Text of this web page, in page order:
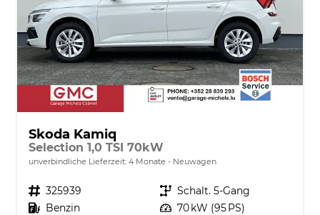
Skoda Kamiq
Selection 1,0 TSI 70kW
unverbindliche Lieferzeit: 4 Monate Neuwagen
Fahrzeugnr. 325939 Getriebe Schalt. 5-Gang
Kraftstoff Benzin Leistung 70 kW (95 PS)